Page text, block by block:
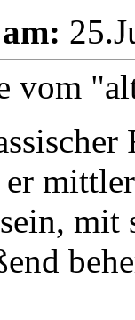
vom